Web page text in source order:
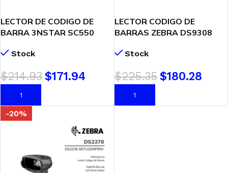
LECTOR DE CODIGO DE
BARRA 3NSTAR SC550
Stock
$214.93$171.94
AÑADIR AL CARRITO
LECTOR CODIGO DE
BARRAS ZEBRA DS9308
(DS9308-SR4U2100AZW)
Stock
$225.35 $180.28
AÑADIR AL CARRITO
-20%